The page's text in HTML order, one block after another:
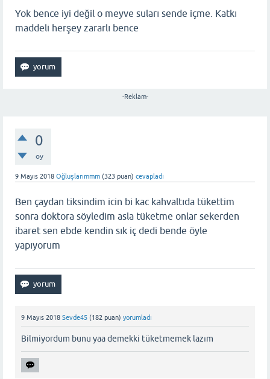
Yok bence iyi değil o meyve suları sende içme. Katkı
maddeli herşey zararlı bence
-Reklam-
0
oy
9 Mayıs 2018 Oğluşlarımmm (323 puan) cevapladı
Ben çaydan tiksindim icin bi kac kahvaltıda tükettim
sonra doktora söyledim asla tüketme onlar sekerden
ibaret sen ebde kendin sık iç dedi bende öyle
yapıyorum
9 Mayıs 2018 Sevde45 (182 puan) yorumladı
Bilmiyordum bunu yaa demekki tüketmemek lazım